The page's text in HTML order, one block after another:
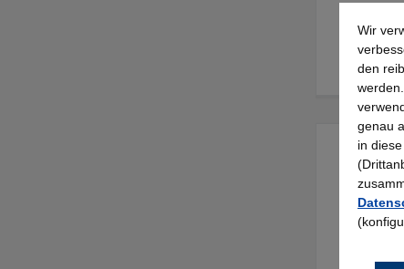
Wir
den
genau
in